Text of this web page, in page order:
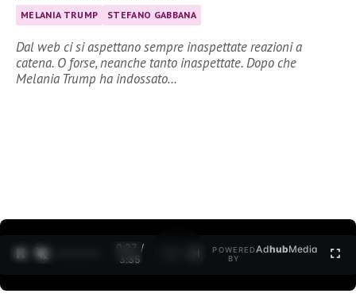
MELANIA TRUMP STEFANO GABBANA
Dal web ci si aspettano sempre inaspettate reazioni a
catena. O forse, neanche tanto inaspettate. Dopo che
Melania Trump ha indossato…
0:27 /
3:35
POWERED
BY
AdhubMedia